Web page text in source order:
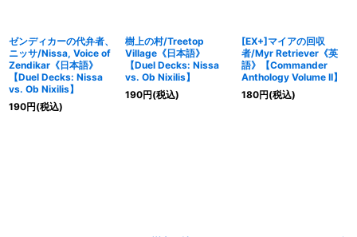
ゼンディカーの代弁者、
ニッサ/Nissa, Voice of
Zendikar《日本語》
【Duel Decks: Nissa
vs. Ob Nixilis】
190円(税込)
樹上の村/Treetop
Village《日本語》
【Duel Decks: Nissa
vs. Ob Nixilis】
190円(税込)
[EX+]マイアの回収
者/Myr Retriever《英
語》【Commander
Anthology Volume II】
180円(税込)